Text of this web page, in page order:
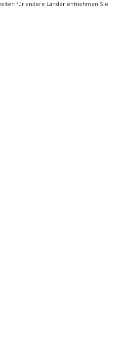
für andere Länder entnehmen Sie